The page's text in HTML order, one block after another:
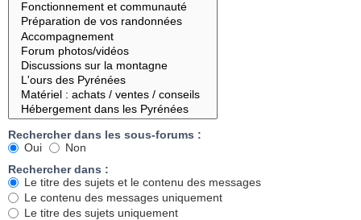
Rechercher dans les sous-forums :
Oui
Non
Rechercher dans :
Le titre des sujets et le contenu des messages
Le contenu des messages uniquement
Le titre des sujets uniquement